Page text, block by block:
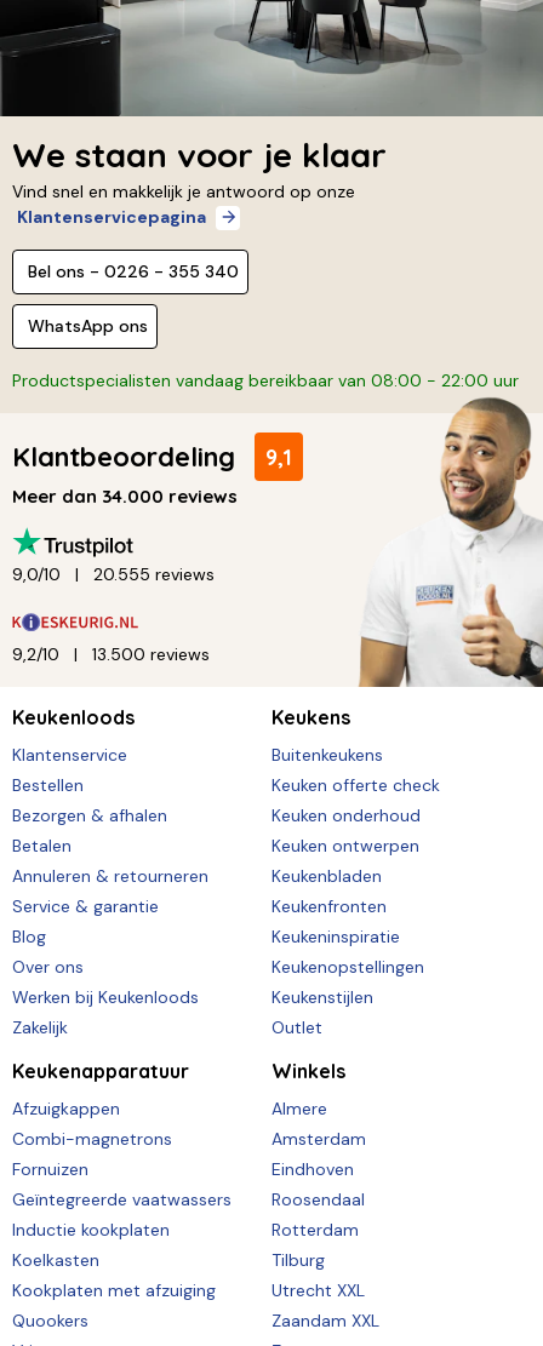
We staan voor je klaar
Vind snel en makkelijk je antwoord op onze
Klantenservicepagina
Bel ons - 0226 - 355 340
WhatsApp ons
Productspecialisten vandaag bereikbaar van 08:00 - 22:00 uur
Klantbeoordeling 9,1
Meer dan 34.000 reviews
9,0/10 20.555 reviews
9,2/10 13.500 reviews
Keukenloods
Klantenservice
Bestellen
Bezorgen & afhalen
Betalen
Annuleren & retourneren
Service & garantie
Blog
Over ons
Werken bij Keukenloods
Zakelijk
Keukens
Buitenkeukens
Keuken offerte check
Keuken onderhoud
Keuken ontwerpen
Keukenbladen
Keukenfronten
Keukeninspiratie
Keukenopstellingen
Keukenstijlen
Outlet
Keukenapparatuur
Afzuigkappen
Combi-magnetrons
Fornuizen
Geïntegreerde vaatwassers
Inductie kookplaten
Koelkasten
Kookplaten met afzuiging
Quookers
Winkels
Almere
Amsterdam
Eindhoven
Roosendaal
Rotterdam
Tilburg
Utrecht XXL
Zaandam XXL